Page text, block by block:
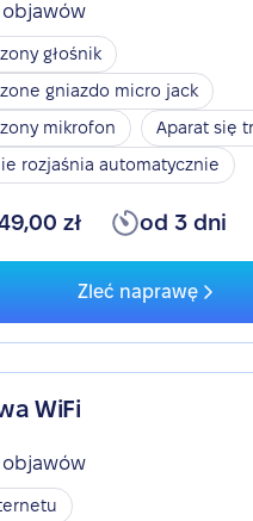
objawów
głośnik
gniazdo micro jack
mikrofon
Aparat się
rozjaśnia automatycznie
zł od 3 dni
Zleć naprawę
WiFi
objawów